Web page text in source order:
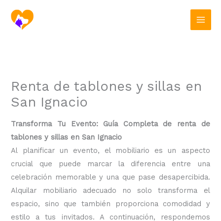
contenido
Renta de tablones y sillas en
San Ignacio
Transforma Tu Evento: Guía Completa de renta de
tablones y sillas en San Ignacio
Al planificar un evento, el mobiliario es un aspecto
crucial que puede marcar la diferencia entre una
celebración memorable y una que pase desapercibida.
Alquilar mobiliario adecuado no solo transforma el
espacio, sino que también proporciona comodidad y
estilo a tus invitados. A continuación, respondemos